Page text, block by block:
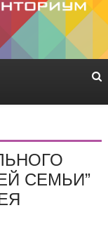
СЕМЬИ”